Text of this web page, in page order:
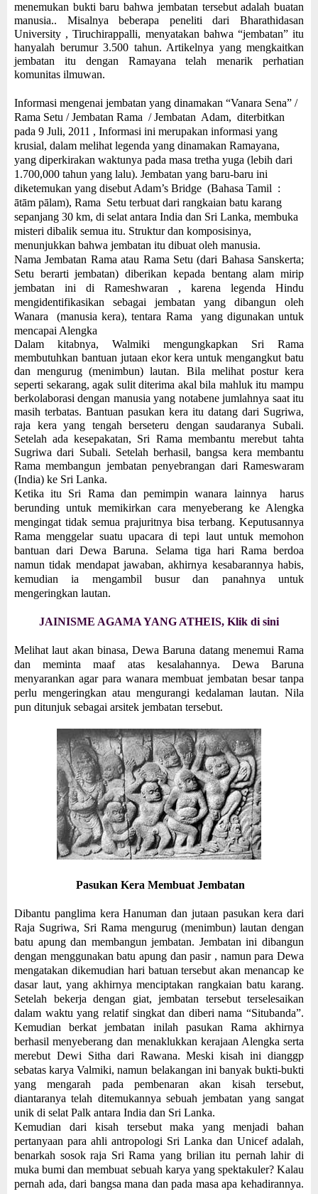
menemukan bukti baru bahwa jembatan tersebut adalah buatan
manusia.. Misalnya beberapa peneliti dari Bharathidasan
University , Tiruchirappalli, menyatakan bahwa “jembatan” itu
hanyalah berumur 3.500 tahun. Artikelnya yang mengkaitkan
jembatan itu dengan Ramayana telah menarik perhatian
komunitas ilmuwan.
Informasi mengenai jembatan yang dinamakan “Vanara Sena” /
Rama Setu / Jembatan Rama / Jembatan Adam, diterbitkan
pada 9 Juli, 2011 , Informasi ini merupakan informasi yang
krusial, dalam melihat legenda yang dinamakan Ramayana,
yang diperkirakan waktunya pada masa tretha yuga (lebih dari
1.700,000 tahun yang lalu). Jembatan yang baru-baru ini
diketemukan yang disebut Adam’s Bridge (Bahasa Tamil :
ātām pālam), Rama Setu terbuat dari rangkaian batu karang
sepanjang 30 km, di selat antara India dan Sri Lanka, membuka
misteri dibalik semua itu. Struktur dan komposisinya,
menunjukkan bahwa jembatan itu dibuat oleh manusia.
Nama Jembatan Rama atau Rama Setu (dari Bahasa Sanskerta;
Setu berarti jembatan) diberikan kepada bentang alam mirip
jembatan ini di Rameshwaran , karena legenda Hindu
mengidentifikasikan sebagai jembatan yang dibangun oleh
Wanara
(manusia kera), tentara Rama
yang digunakan untuk
mencapai Alengka
Dalam kitabnya, Walmiki mengungkapkan Sri Rama
membutuhkan bantuan jutaan ekor kera untuk mengangkut batu
dan mengurug (menimbun) lautan. Bila melihat postur kera
seperti sekarang, agak sulit diterima akal bila mahluk itu mampu
berkolaborasi dengan manusia yang notabene jumlahnya saat itu
masih terbatas. Bantuan pasukan kera itu datang dari Sugriwa,
raja kera yang tengah berseteru dengan saudaranya Subali.
Setelah ada kesepakatan, Sri Rama membantu merebut tahta
Sugriwa dari Subali. Setelah berhasil, bangsa kera membantu
Rama membangun jembatan penyebrangan dari Rameswaram
(India) ke Sri Lanka.
Ketika itu Sri Rama dan pemimpin wanara lainnya harus
berunding untuk memikirkan cara menyeberang ke Alengka
mengingat tidak semua prajuritnya bisa terbang. Keputusannya
Rama menggelar suatu upacara di tepi laut untuk memohon
bantuan dari Dewa Baruna. Selama tiga hari Rama berdoa
namun tidak mendapat jawaban, akhirnya kesabarannya habis,
kemudian ia mengambil busur dan panahnya untuk
mengeringkan lautan.
JAINISME AGAMA YANG ATHEIS, Klik di sini
Melihat laut akan binasa, Dewa Baruna datang menemui Rama
dan meminta maaf atas kesalahannya. Dewa Baruna
menyarankan agar para wanara membuat jembatan besar tanpa
perlu mengeringkan atau mengurangi kedalaman lautan. Nila
pun ditunjuk sebagai arsitek jembatan tersebut.
Pasukan Kera Membuat Jembatan
Dibantu panglima kera Hanuman dan jutaan pasukan kera dari
Raja Sugriwa, Sri Rama mengurug (menimbun) lautan dengan
batu apung dan membangun jembatan. Jembatan ini dibangun
dengan menggunakan batu apung dan pasir , namun para Dewa
mengatakan dikemudian hari batuan tersebut akan menancap ke
dasar laut, yang akhirnya menciptakan rangkaian batu karang.
Setelah bekerja dengan giat, jembatan tersebut terselesaikan
dalam waktu yang relatif singkat dan diberi nama “Situbanda”.
Kemudian berkat jembatan inilah pasukan Rama akhirnya
berhasil menyeberang dan menaklukkan kerajaan Alengka serta
merebut Dewi Sitha dari Rawana. Meski kisah ini dianggp
sebatas karya Valmiki, namun belakangan ini banyak bukti-bukti
yang mengarah pada pembenaran akan kisah tersebut,
diantaranya telah ditemukannya sebuah jembatan yang sangat
unik di selat Palk antara India dan Sri Lanka.
Kemudian dari kisah tersebut maka yang menjadi bahan
pertanyaan para ahli antropologi Sri Lanka dan Unicef adalah,
benarkah sosok raja Sri Rama yang brilian itu pernah lahir di
muka bumi dan membuat sebuah karya yang spektakuler? Kalau
pernah ada, dari bangsa mana dan pada masa apa kehadirannya.